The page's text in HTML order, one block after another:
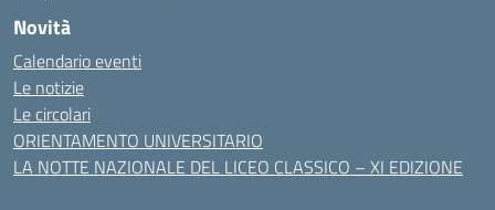
Novità
Calendario eventi
Le notizie
Le circolari
ORIENTAMENTO UNIVERSITARIO
LA NOTTE NAZIONALE DEL LICEO CLASSICO – XI EDIZIONE